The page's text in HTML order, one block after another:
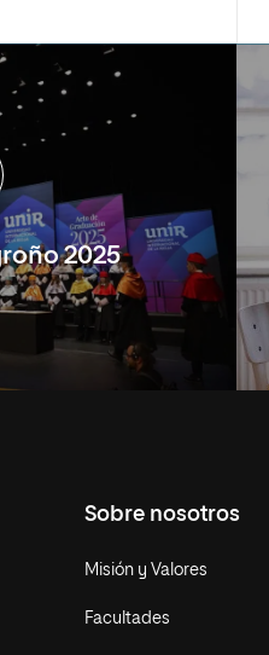
2025
Sobre nosotros
Misión y Valores
Facultades